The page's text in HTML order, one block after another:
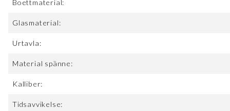
Boettmaterial:
Glasmaterial:
Urtavla:
Material spänne:
Kalliber:
Tidsavvikelse: